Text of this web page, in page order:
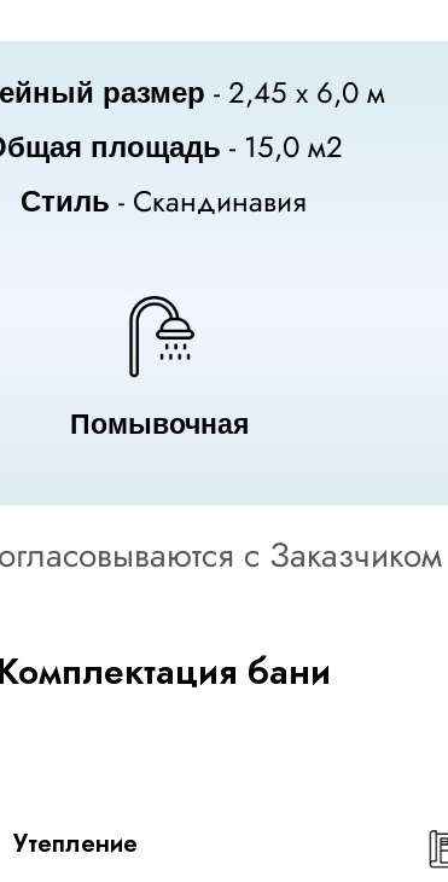
Помывочная
размер - 2,45 х 6,0 м
площадь - 15,0 м2
Стиль - Скандинавия
с
Комплектация бани
Утепление